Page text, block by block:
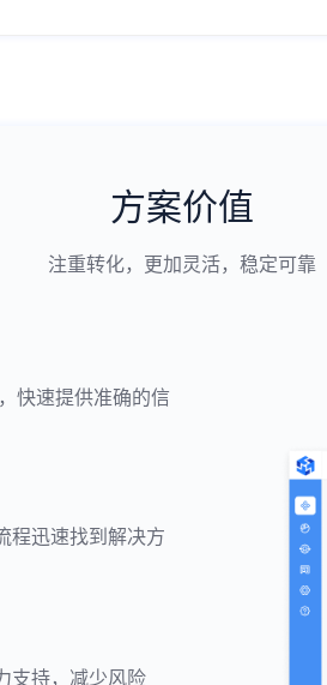
方案价值
注重转化，更加灵活，稳定可靠
快速提供准确的信
程迅速找到解决方
支持，减少风险